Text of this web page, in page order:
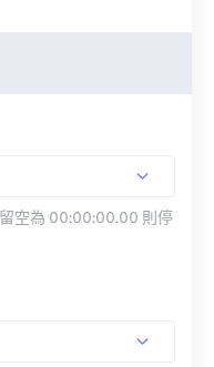
空為 00:00:00.00 則停